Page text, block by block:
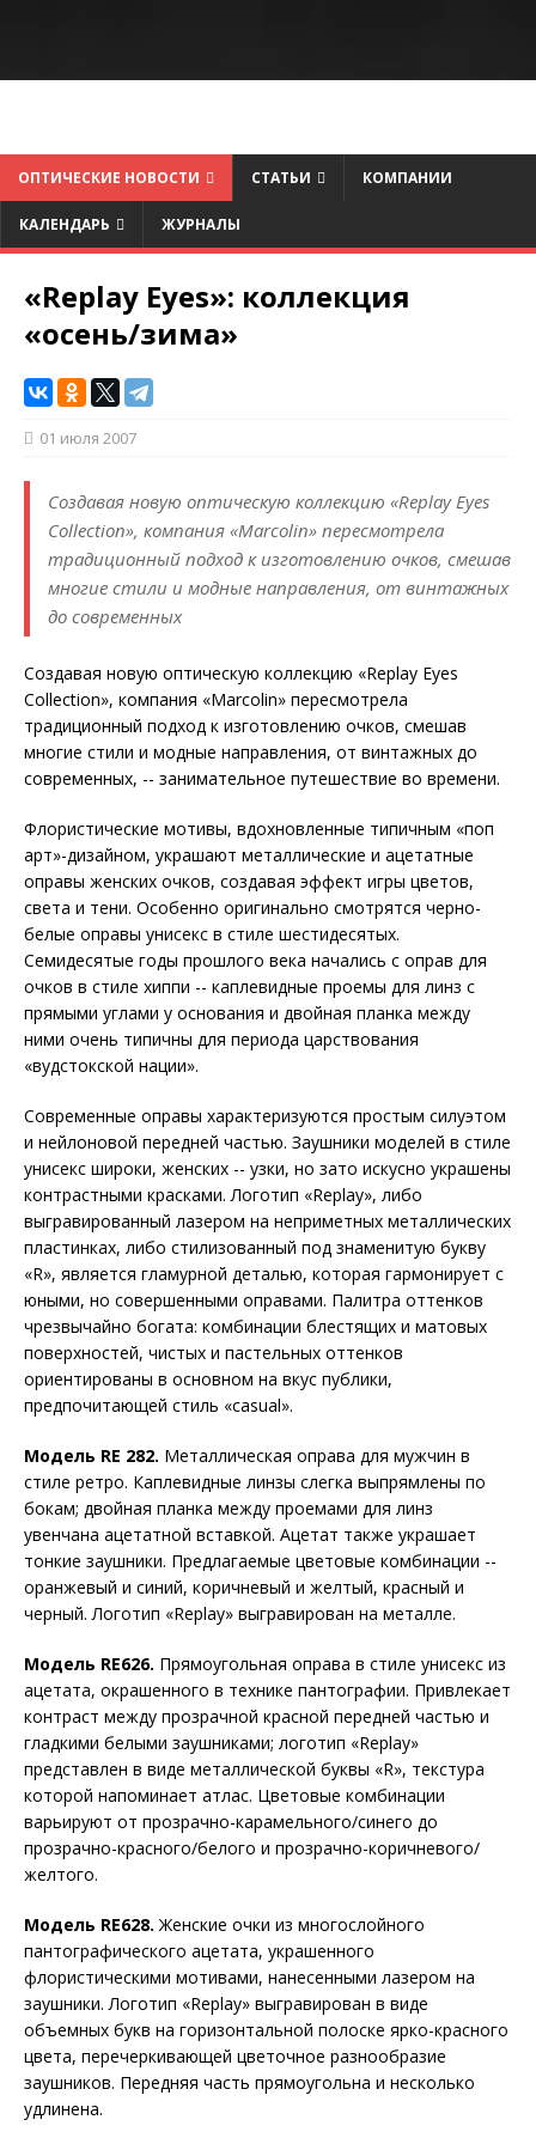
ОПТИЧЕСКИЕ НОВОСТИ СТАТЬИ КОМПАНИИ
КАЛЕНДАРЬ ЖУРНАЛЫ
«Replay Eyes»: коллекция
«осень/зима»
01 июля 2007
Создавая новую оптическую коллекцию «Replay Eyes
Collection», компания «Marcolin» пересмотрела
традиционный подход к изготовлению очков, смешав
многие стили и модные направления, от винтажных
до современных
Создавая новую оптическую коллекцию «Replay Eyes
Collection», компания «Marcolin» пересмотрела
традиционный подход к изготовлению очков, смешав
многие стили и модные направления, от винтажных до
современных, -- занимательное путешествие во времени.
Флористические мотивы, вдохновленные типичным «поп
арт»-дизайном, украшают металлические и ацетатные
оправы женских очков, создавая эффект игры цветов,
света и тени. Особенно оригинально смотрятся черно-
белые оправы унисекс в стиле шестидесятых.
Семидесятые годы прошлого века начались с оправ для
очков в стиле хиппи -- каплевидные проемы для линз с
прямыми углами у основания и двойная планка между
ними очень типичны для периода царствования
«вудстокской нации».
Современные оправы характеризуются простым силуэтом
и нейлоновой передней частью. Заушники моделей в стиле
унисекс широки, женских -- узки, но зато искусно украшены
контрастными красками. Логотип «Replay», либо
выгравированный лазером на неприметных металлических
пластинках, либо стилизованный под знаменитую букву
«R», является гламурной деталью, которая гармонирует с
юными, но совершенными оправами. Палитра оттенков
чрезвычайно богата: комбинации блестящих и матовых
поверхностей, чистых и пастельных оттенков
ориентированы в основном на вкус публики,
предпочитающей стиль «casual».
Модель RE 282. Металлическая оправа для мужчин в
стиле ретро. Каплевидные линзы слегка выпрямлены по
бокам; двойная планка между проемами для линз
увенчана ацетатной вставкой. Ацетат также украшает
тонкие заушники. Предлагаемые цветовые комбинации --
оранжевый и синий, коричневый и желтый, красный и
черный. Логотип «Replay» выгравирован на металле.
Модель RE626. Прямоугольная оправа в стиле унисекс из
ацетата, окрашенного в технике пантографии. Привлекает
контраст между прозрачной красной передней частью и
гладкими белыми заушниками; логотип «Replay»
представлен в виде металлической буквы «R», текстура
которой напоминает атлас. Цветовые комбинации
варьируют от прозрачно-карамельного/синего до
прозрачно-красного/белого и прозрачно-коричневого/
желтого.
Модель RE628.Женские очки из многослойного
пантографического ацетата, украшенного
флористическими мотивами, нанесенными лазером на
заушники. Логотип «Replay» выгравирован в виде
объемных букв на горизонтальной полоске ярко-красного
цвета, перечеркивающей цветочное разнообразие
заушников. Передняя часть прямоугольна и несколько
удлинена.